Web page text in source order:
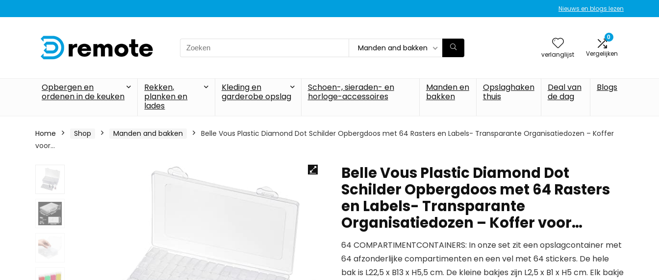
Nieuws en blogs lezen
Search
for:
Manden and bakken
verlanglijst
0
Vergelijken
Opbergen en
ordenen in de keuken
Rekken,
planken en
lades
Kleding en
garderobe opslag
Schoen-, sieraden- en
horloge-accessoires
Manden en
bakken
Opslaghaken
thuis
Deal van
de dag
Blogs
Home Shop Manden and bakken
Belle Vous Plastic Diamond Dot Schilder Opbergdoos met 64 Rasters en Labels- Transparante Organisatiedozen – Koffer
voor…
Belle Vous Plastic Diamond Dot
Schilder Opbergdoos met 64 Rasters
en Labels- Transparante
Organisatiedozen – Koffer voor…
64 COMPARTIMENTCONTAINERS: In onze set zit een opslagcontainer met
64 afzonderlijke compartimenten en een vel met 64 stickers. De hele
bak is L22,5 x B13 x H5,5 cm. De kleine bakjes zijn L2,5 x B1 x H5 cm. Elk bakje